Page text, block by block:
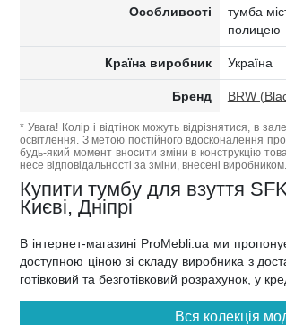
Особливості
тумба
полицею
Країна виробник Україна
Бренд BRW
* Увага! Колір і відтінок можуть відрізнятися, в
освітлення. З метою постійного вдосконалення
будь-який момент вносити зміни в конструкцію
несе відповідальності за зміни, внесені виробником.
Купити тумбу для взуття
Києві, Дніпрі
В інтернет-магазині ProMebli.ua ми
доступною ціною зі складу виробника з
готівковий та безготівковий розрахунок, у
Вся колекція